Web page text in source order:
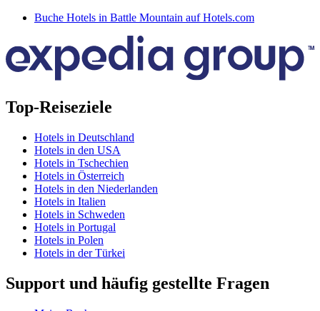
Buche Hotels in Battle Mountain auf Hotels.com
Top-Reiseziele
Hotels in Deutschland
Hotels in den USA
Hotels in Tschechien
Hotels in Österreich
Hotels in den Niederlanden
Hotels in Italien
Hotels in Schweden
Hotels in Portugal
Hotels in Polen
Hotels in der Türkei
Support und häufig gestellte Fragen